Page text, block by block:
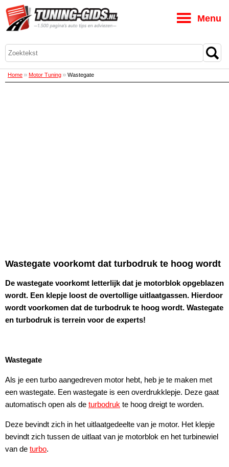
Home Motor Tuning Wastegate
Wastegate voorkomt dat turbodruk te hoog wordt
De wastegate voorkomt letterlijk dat je motorblok opgeblazen
wordt. Een klepje loost de overtollige uitlaatgassen. Hierdoor
wordt voorkomen dat de turbodruk te hoog wordt. Wastegate
en turbodruk is terrein voor de experts!
Wastegate
Als je een turbo aangedreven motor hebt, heb je te maken met
een wastegate. Een wastegate is een overdrukklepje. Deze gaat
automatisch open als de turbodruk te hoog dreigt te worden.
Deze bevindt zich in het uitlaatgedeelte van je motor. Het klepje
bevindt zich tussen de uitlaat van je motorblok en het turbinewiel
van de turbo.